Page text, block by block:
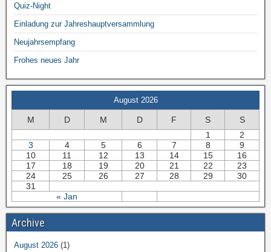
Quiz-Night
Einladung zur Jahreshauptversammlung
Neujahrsempfang
Frohes neues Jahr
August 2026
M D M D F S S
« Jan
1
2
3
4 5 6 7 8
9
10
11 12 13 14 15
16
17
18 19 20 21 22
23
24
25 26 27 28 29
30
31
Archive
August 2026 (1)